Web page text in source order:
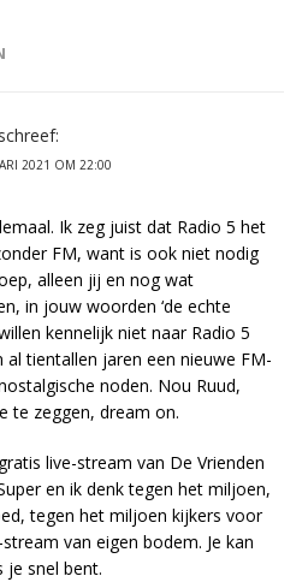
schreef:
2021 OM 22:00
Ik zeg juist dat Radio 5 het
FM, want is ook niet nodig
alleen jij en nog wat
in jouw woorden ‘de echte
kennelijk niet naar Radio 5
al tientallen jaren een nieuwe FM-
noden. Nou Ruud,
te zeggen, dream on.
live-stream van De Vrienden
en ik denk tegen het miljoen,
tegen het miljoen kijkers voor
van eigen bodem. Je kan
je snel bent.